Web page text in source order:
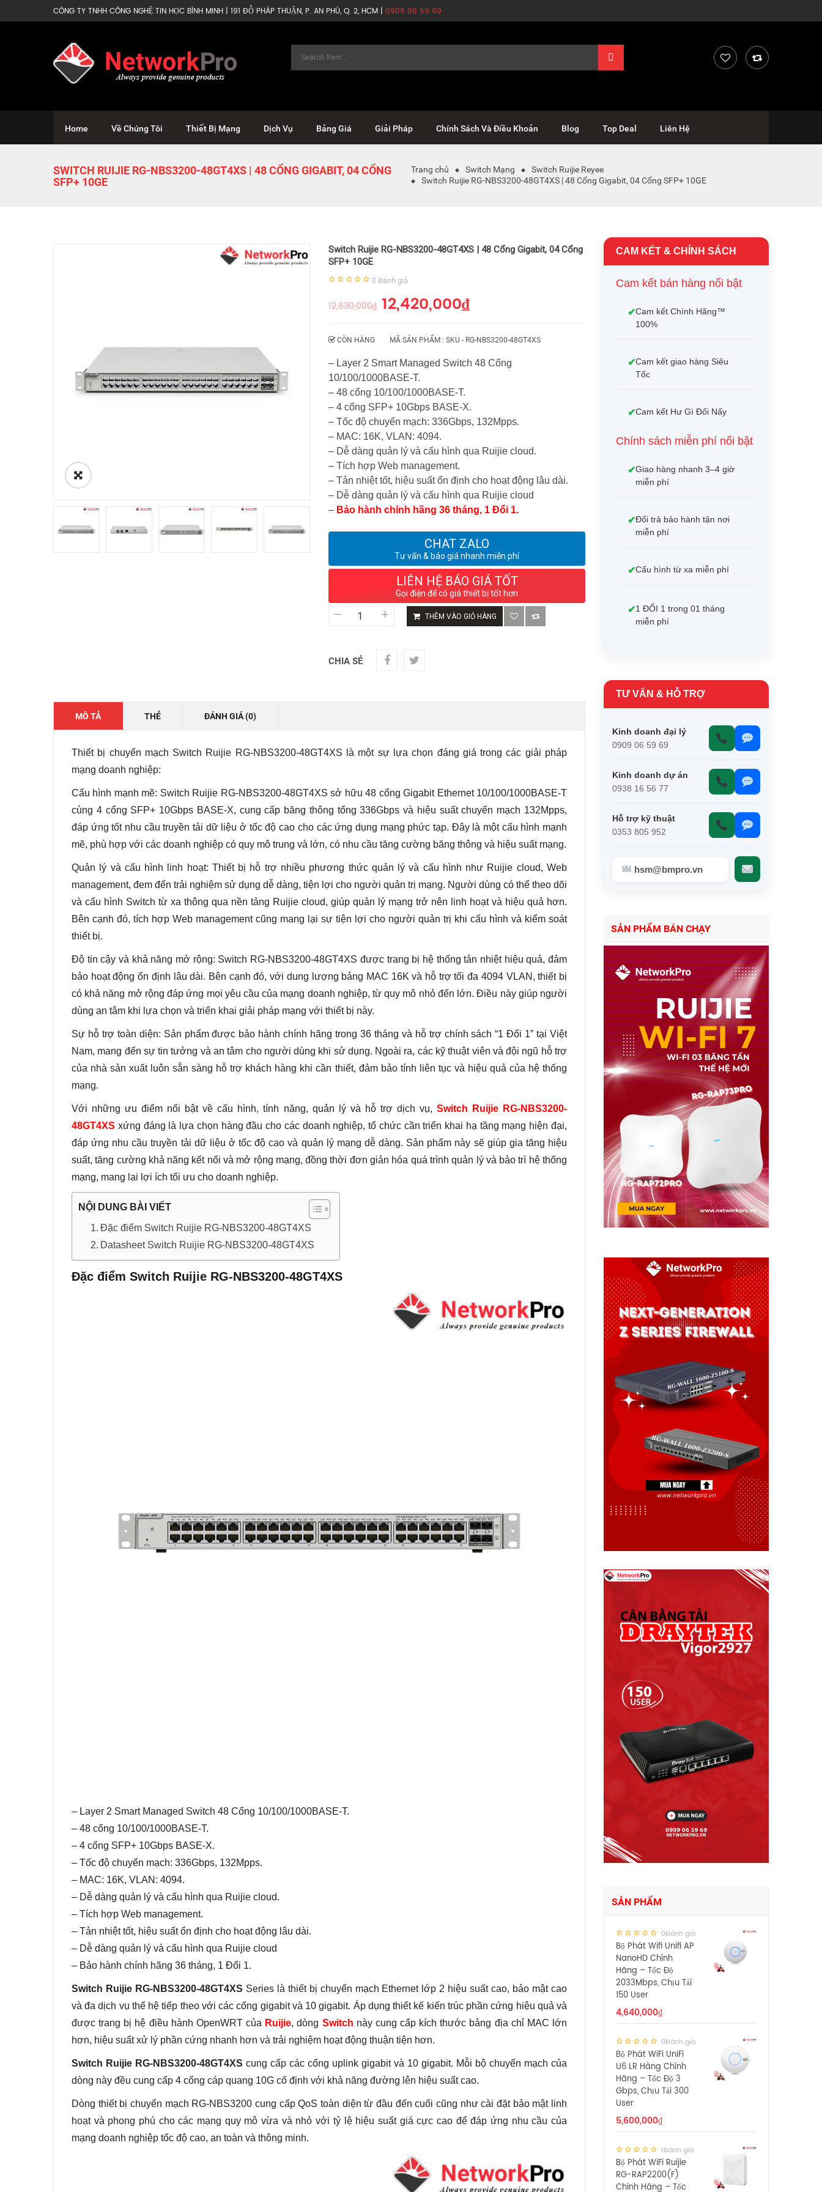
CÔNG TY TNHH CÔNG NGHỆ TIN HỌC BÌNH MINH | 191 ĐỖ PHÁP THUẬN, P. AN PHÚ, Q. 2, HCM | 0909 06 59 69
Home Về Chúng Tôi Thiết Bị Mạng Dịch Vụ Bảng Giá Giải Pháp Chính Sách Và Điều Khoản Blog Top Deal Liên Hệ
SWITCH RUIJIE RG-NBS3200-48GT4XS | 48 CỔNG GIGABIT, 04 CỔNG
SFP+ 10GE
Trang chủ Switch Mạng
Switch Ruijie Reyee
Switch Ruijie RG-NBS3200-48GT4XS | 48 Cổng Gigabit, 04 Cổng SFP+ 10GE
Switch Ruijie RG-NBS3200-48GT4XS | 48 Cổng Gigabit, 04 Cổng
SFP+ 10GE
0 Đánh giá
12,630,000₫ 12,420,000₫
CÒN HÀNG MÃ SẢN PHẨM : SKU - RG-NBS3200-48GT4XS
– Layer 2 Smart Managed Switch 48 Cổng
10/100/1000BASE-T.
– 48 cổng 10/100/1000BASE-T.
– 4 cổng SFP+ 10Gbps BASE-X.
– Tốc độ chuyển mạch: 336Gbps, 132Mpps.
– MAC: 16K, VLAN: 4094.
– Dễ dàng quản lý và cấu hình qua Ruijie cloud.
– Tích hợp Web management.
– Tản nhiệt tốt, hiệu suất ổn định cho hoạt động lâu dài.
– Dễ dàng quản lý và cấu hình qua Ruijie cloud
– Bảo hành chính hãng 36 tháng, 1 Đổi 1.
CHAT ZALO
Tư vấn & báo giá nhanh miễn phí
LIÊN HỆ BÁO GIÁ TỐT
Gọi điện để có giá thiết bị tốt hơn
Switch
Ruijie
48GT4XS
|
số
THÊM VÀO GIỎ HÀNG
CHIA SẺ
MÔ TẢ THẺ ĐÁNH GIÁ (0)
Thiết bị chuyển mạch Switch Ruijie RG-NBS3200-48GT4XS là một sự lựa chọn đáng giá trong các giải pháp
mạng doanh nghiệp:
Cấu hình mạnh mẽ: Switch Ruijie RG-NBS3200-48GT4XS sở hữu 48 cổng Gigabit Ethernet 10/100/1000BASE-T
cùng 4 cổng SFP+ 10Gbps BASE-X, cung cấp băng thông tổng 336Gbps và hiệu suất chuyển mạch 132Mpps,
đáp ứng tốt nhu cầu truyền tải dữ liệu ở tốc độ cao cho các ứng dụng mạng phức tạp. Đây là một cấu hình mạnh
mẽ, phù hợp với các doanh nghiệp có quy mô trung và lớn, có nhu cầu tăng cường băng thông và hiệu suất mạng.
Quản lý và cấu hình linh hoạt: Thiết bị hỗ trợ nhiều phương thức quản lý và cấu hình như Ruijie cloud, Web
management, đem đến trải nghiệm sử dụng dễ dàng, tiện lợi cho người quản trị mạng. Người dùng có thể theo dõi
và cấu hình Switch từ xa thông qua nền tảng Ruijie cloud, giúp quản lý mạng trở nên linh hoạt và hiệu quả hơn.
Bên cạnh đó, tích hợp Web management cũng mang lại sự tiện lợi cho người quản trị khi cấu hình và kiểm soát
thiết bị.
Độ tin cậy và khả năng mở rộng: Switch RG-NBS3200-48GT4XS được trang bị hệ thống tản nhiệt hiệu quả, đảm
bảo hoạt động ổn định lâu dài. Bên cạnh đó, với dung lượng bảng MAC 16K và hỗ trợ tối đa 4094 VLAN, thiết bị
có khả năng mở rộng đáp ứng mọi yêu cầu của mạng doanh nghiệp, từ quy mô nhỏ đến lớn. Điều này giúp người
dùng an tâm khi lựa chọn và triển khai giải pháp mạng với thiết bị này.
Sự hỗ trợ toàn diện: Sản phẩm được bảo hành chính hãng trong 36 tháng và hỗ trợ chính sách “1 Đổi 1” tại Việt
Nam, mang đến sự tin tưởng và an tâm cho người dùng khi sử dụng. Ngoài ra, các kỹ thuật viên và đội ngũ hỗ trợ
của nhà sản xuất luôn sẵn sàng hỗ trợ khách hàng khi cần thiết, đảm bảo tính liên tục và hiệu quả của hệ thống
mạng.
Với những ưu điểm nổi bật về cấu hình, tính năng, quản lý và hỗ trợ dịch vụ, Switch Ruijie RG-NBS3200-
48GT4XS xứng đáng là lựa chọn hàng đầu cho các doanh nghiệp, tổ chức cần triển khai hạ tầng mạng hiện đại,
đáp ứng nhu cầu truyền tải dữ liệu ở tốc độ cao và quản lý mạng dễ dàng. Sản phẩm này sẽ giúp gia tăng hiệu
suất, tăng cường khả năng kết nối và mở rộng mạng, đồng thời đơn giản hóa quá trình quản lý và bảo trì hệ thống
mạng, mang lại lợi ích tối ưu cho doanh nghiệp.
NỘI DUNG BÀI VIẾT
Đặc điểm Switch Ruijie RG-NBS3200-48GT4XS
Datasheet Switch Ruijie RG-NBS3200-48GT4XS
Đặc điểm Switch Ruijie RG-NBS3200-48GT4XS
– Layer 2 Smart Managed Switch 48 Cổng 10/100/1000BASE-T.
– 48 cổng 10/100/1000BASE-T.
– 4 cổng SFP+ 10Gbps BASE-X.
– Tốc độ chuyển mạch: 336Gbps, 132Mpps.
– MAC: 16K, VLAN: 4094.
– Dễ dàng quản lý và cấu hình qua Ruijie cloud.
– Tích hợp Web management.
– Tản nhiệt tốt, hiệu suất ổn định cho hoạt động lâu dài.
– Dễ dàng quản lý và cấu hình qua Ruijie cloud
– Bảo hành chính hãng 36 tháng, 1 Đổi 1.
Switch Ruijie RG-NBS3200-48GT4XS Series là thiết bị chuyển mạch Ethernet lớp 2 hiệu suất cao, bảo mật cao
và đa dịch vụ thế hệ tiếp theo với các cổng gigabit và 10 gigabit. Áp dụng thiết kế kiến ​​trúc phần cứng hiệu quả và
được trang bị hệ điều hành OpenWRT của Ruijie, dòng Switch này cung cấp kích thước bảng địa chỉ MAC lớn
hơn, hiệu suất xử lý phần cứng nhanh hơn và trải nghiệm hoạt động thuận tiện hơn.
Switch Ruijie RG-NBS3200-48GT4XS cung cấp các cổng uplink gigabit và 10 gigabit. Mỗi bộ chuyển mạch của
dòng này đều cung cấp 4 cổng cáp quang 10G cố định với khả năng đường lên hiệu suất cao.
Dòng thiết bị chuyển mạch RG-NBS3200 cung cấp QoS toàn diện từ đầu đến cuối cũng như cài đặt bảo mật linh
hoạt và phong phú cho các mạng quy mô vừa và nhỏ với tỷ lệ hiệu suất giá cực cao để đáp ứng nhu cầu của
mạng doanh nghiệp tốc độ cao, an toàn và thông minh.
CAM KẾT & CHÍNH SÁCH
Cam kết bán hàng nổi bật
Cam kết Chính Hãng™
100%
Cam kết giao hàng Siêu
Tốc
Cam kết Hư Gì Đổi Nấy
Chính sách miễn phí nổi bật
Giao hàng nhanh 3–4 giờ
miễn phí
Đổi trả bảo hành tận nơi
miễn phí
Cấu hình từ xa miễn phí
1 ĐỔI 1 trong 01 tháng
miễn phí
TƯ VẤN & HỖ TRỢ
Kinh doanh đại lý
0909 06 59 69
Kinh doanh dự án
0938 16 56 77
Hỗ trợ kỹ thuật
0353 805 952
hsm@bmpro.vn
SẢN PHẨM BÁN CHẠY
SẢN PHẨM
0Đánh giá
Bộ Phát Wifi Unifi AP
NanoHD Chính
Hãng – Tốc Độ
2033Mbps, Chịu Tải
150 User
4,640,000₫
0Đánh giá
Bộ Phát WiFi UniFi
U6 LR Hàng Chính
Hãng – Tốc Độ 3
Gbps, Chịu Tải 300
User
5,600,000₫
1Đánh giá
Bộ Phát WiFi Ruijie
RG-RAP2200(F)
Chính Hãng – Tốc